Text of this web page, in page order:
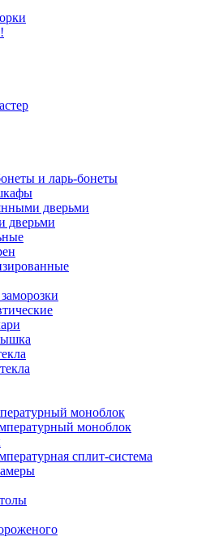
и ларь-бонеты
дверьми
дверьми
моноблок
моноблок
сплит-система